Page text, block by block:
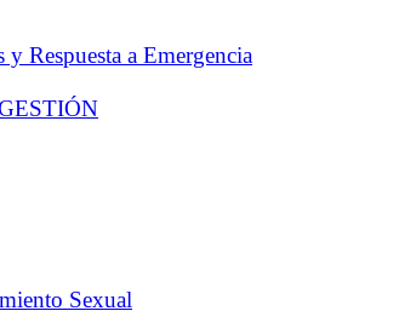
Respuesta a Emergencia
Sexual